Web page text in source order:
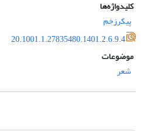
کلیدواژه‌ها
پیکرزخم
20.1001.1.27835480.1401.2.6.9.4
موضوعات
شعر